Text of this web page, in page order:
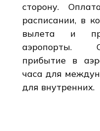
сторону.
расписании, в
вылета и
аэропорты.
прибытие в
часа для
для внутренних.